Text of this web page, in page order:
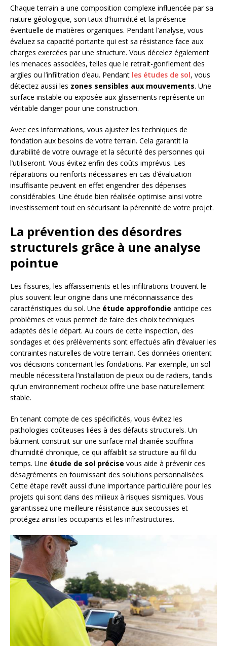
Chaque terrain a une composition complexe influencée par sa
nature géologique, son taux d’humidité et la présence
éventuelle de matières organiques. Pendant l’analyse, vous
évaluez sa capacité portante qui est sa résistance face aux
charges exercées par une structure. Vous décelez également
les menaces associées, telles que le retrait-gonflement des
argiles ou l’infiltration d’eau. Pendant les études de sol, vous
détectez aussi les zones sensibles aux mouvements. Une
surface instable ou exposée aux glissements représente un
véritable danger pour une construction.
Avec ces informations, vous ajustez les techniques de
fondation aux besoins de votre terrain. Cela garantit la
durabilité de votre ouvrage et la sécurité des personnes qui
l’utiliseront. Vous évitez enfin des coûts imprévus. Les
réparations ou renforts nécessaires en cas d’évaluation
insuffisante peuvent en effet engendrer des dépenses
considérables. Une étude bien réalisée optimise ainsi votre
investissement tout en sécurisant la pérennité de votre projet.
La prévention des désordres
structurels grâce à une analyse
pointue
Les fissures, les affaissements et les infiltrations trouvent le
plus souvent leur origine dans une méconnaissance des
caractéristiques du sol. Une étude approfondie anticipe ces
problèmes et vous permet de faire des choix techniques
adaptés dès le départ. Au cours de cette inspection, des
sondages et des prélèvements sont effectués afin d’évaluer les
contraintes naturelles de votre terrain. Ces données orientent
vos décisions concernant les fondations. Par exemple, un sol
meuble nécessitera l’installation de pieux ou de radiers, tandis
qu’un environnement rocheux offre une base naturellement
stable.
En tenant compte de ces spécificités, vous évitez les
pathologies coûteuses liées à des défauts structurels. Un
bâtiment construit sur une surface mal drainée souffrira
d’humidité chronique, ce qui affaiblit sa structure au fil du
temps. Une étude de sol précise vous aide à prévenir ces
désagréments en fournissant des solutions personnalisées.
Cette étape revêt aussi d’une importance particulière pour les
projets qui sont dans des milieux à risques sismiques. Vous
garantissez une meilleure résistance aux secousses et
protégez ainsi les occupants et les infrastructures.